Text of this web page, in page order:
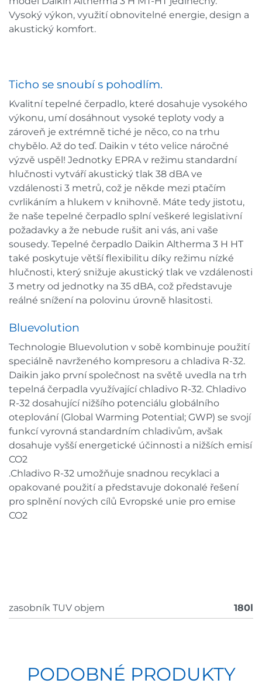
zasobník TUV objem 180l
Vysoký výkon, využití obnovitelné energie, design a
akustický komfort.
Ticho se snoubí s pohodlím.
Kvalitní tepelné čerpadlo, které dosahuje vysokého
výkonu, umí dosáhnout vysoké teploty vody a
zároveň je extrémně tiché je něco, co na trhu
chybělo. Až do teď. Daikin v této velice náročné
výzvě uspěl! Jednotky EPRA v režimu standardní
hlučnosti vytváří akustický tlak 38 dBA ve
vzdálenosti 3 metrů, což je někde mezi ptačím
cvrlikáním a hlukem v knihovně. Máte tedy jistotu,
že naše tepelné čerpadlo splní veškeré legislativní
požadavky a že nebude rušit ani vás, ani vaše
sousedy. Tepelné čerpadlo Daikin Altherma 3 H HT
také poskytuje větší flexibilitu díky režimu nízké
hlučnosti, který snižuje akustický tlak ve vzdálenosti
3 metry od jednotky na 35 dBA, což představuje
reálné snížení na polovinu úrovně hlasitosti.
Bluevolution
Technologie Bluevolution v sobě kombinuje použití
speciálně navrženého kompresoru a chladiva R-32.
Daikin jako první společnost na světě uvedla na trh
tepelná čerpadla využívající chladivo R-32. Chladivo
R-32 dosahující nižšího potenciálu globálního
oteplování (Global Warming Potential; GWP) se svojí
funkcí vyrovná standardním chladivům, avšak
dosahuje vyšší energetické účinnosti a nižších emisí
CO2
.Chladivo R-32 umožňuje snadnou recyklaci a
opakované použití a představuje dokonalé řešení
pro splnění nových cílů Evropské unie pro emise
CO2
PODOBNÉ PRODUKTY